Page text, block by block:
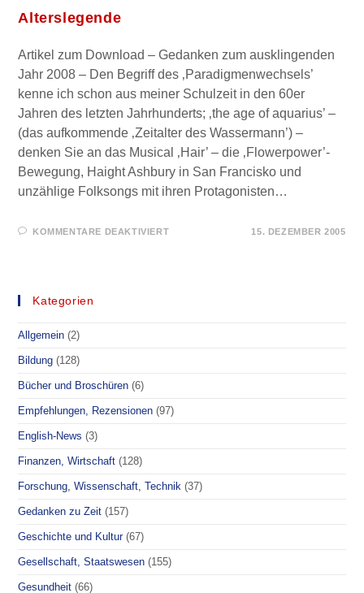
Alterslegende
Artikel zum Download – Gedanken zum ausklingenden
Jahr 2008 – Den Begriff des ‚Paradigmenwechsels’
kenne ich schon aus meiner Schulzeit in den 60er
Jahren des letzten Jahrhunderts; ‚the age of aquarius’ –
(das aufkommende ‚Zeitalter des Wassermann’) –
denken Sie an das Musical ‚Hair’ – die ‚Flowerpower’-
Bewegung, Haight Ashbury in San Francisko und
unzählige Folksongs mit ihren Protagonisten…
KOMMENTARE DEAKTIVIERTFÜR
15. DEZEMBER 2005
Kategorien
Allgemein (2)
Bildung (128)
Bücher und Broschüren (6)
Empfehlungen, Rezensionen (97)
English-News (3)
Finanzen, Wirtschaft (128)
Forschung, Wissenschaft, Technik (37)
Gedanken zu Zeit (157)
Geschichte und Kultur (67)
Gesellschaft, Staatswesen (155)
Gesundheit (66)